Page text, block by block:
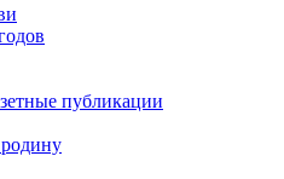
публикации